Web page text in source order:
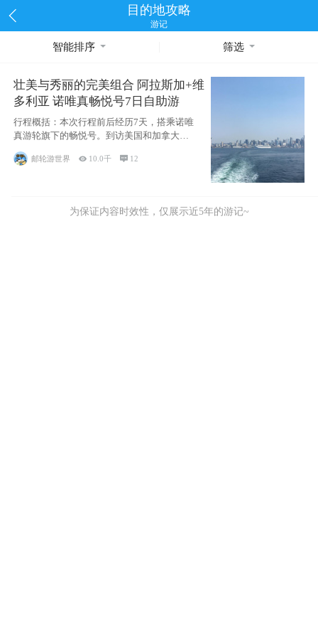
目的地攻略
游记
智能排序 筛选
壮美与秀丽的完美组合 阿拉斯加+维
多利亚 诺唯真畅悦号7日自助游
行程概括：本次行程前后经历7天，搭乘诺唯
真游轮旗下的畅悦号。到访美国和加拿大的4
个州/省：美国华盛顿州
邮轮游世界  10.0千  12
为保证内容时效性，仅展示近5年的游记~